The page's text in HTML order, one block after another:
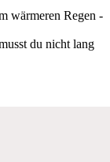
wärmeren Regen -
du nicht lang